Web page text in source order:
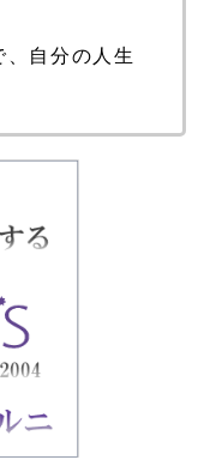
、自分の人生